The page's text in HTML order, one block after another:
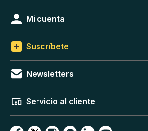
Mi cuenta
Suscríbete
Newsletters
Servicio al cliente